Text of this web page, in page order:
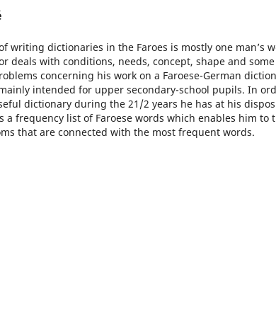
writing dictionaries in the Faroes is mostly one man’s
deals with conditions, needs, concept, shape and some
concerning his work on a Faroese-German
intended for upper secondary-school pupils. In
dictionary during the 21/2 years he has at his
a frequency list of Faroese words which enables him to
that are connected with the most frequent words.